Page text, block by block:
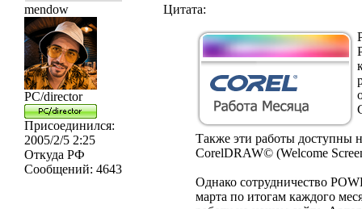
mendow
PC/director
Присоединился:
2005/2/5 2:25
Откуда РФ
Сообщений: 4643
Цитата:
Также эти работы доступны
CorelDRAW© (Welcome
Однако сотрудничество
марта по итогам каждого